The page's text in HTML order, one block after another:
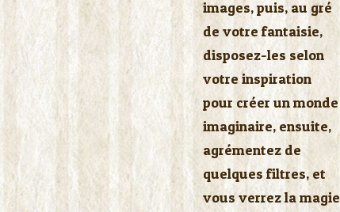
images, puis, au gré
de votre fantaisie,
disposez-les selon
votre inspiration
pour créer un monde
imaginaire, ensuite,
agrémentez de
quelques filtres, et
vous verrez la magie